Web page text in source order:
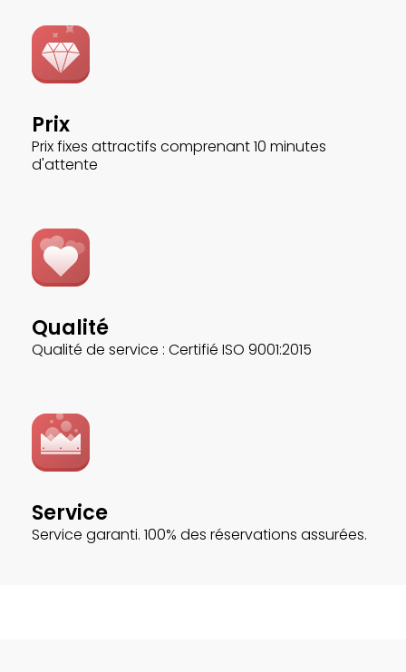
Prix
Prix fixes attractifs comprenant 10 minutes
d'attente
Qualité
Qualité de service : Certifié ISO 9001:2015
Service
Service garanti. 100% des réservations assurées.